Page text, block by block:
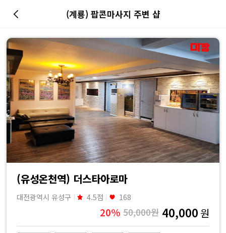
마
사
지
최
저
가
예
(계룡) 팝콘마사지 주변 샵
(유성온천역) 더스타아로마
대전광역시 유성구 4.5점 168
20% 50,000원 40,000 원